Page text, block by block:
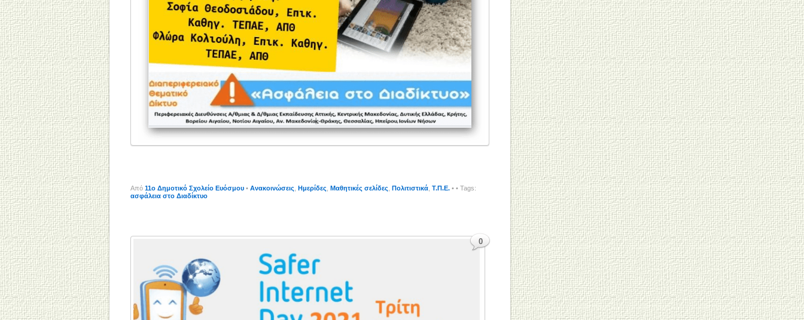
Από 11o Δημοτικό Σχολείο Ευόσμου • Ανακοινώσεις Ημερίδες Μαθητικές σελίδες Πολιτιστικά Τ.Π.Ε. • • Tags:
ασφάλεια στο Διαδίκτυο
0